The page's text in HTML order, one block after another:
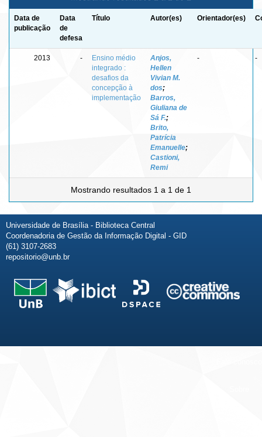
Data de
publicação
Data
de
defesa
Título Autor(es) Orientador(es)
2013 -
Ensino médio
integrado :
desafios da
concepção à
implementação
Anjos,
Hellen
Vivian M.
dos;
Barros,
Giuliana de
Sá F.;
Brito,
Patrícia
Emanuelle;
Castioni,
Remi
- -
Mostrando resultados 1 a 1 de 1
Universidade de Brasília - Biblioteca Central
Coordenadoria de Gestão da Informação Digital - GID
(61) 3107-2683
repositorio@unb.br